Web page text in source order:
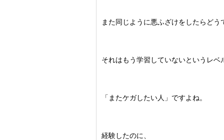
また同じように悪ふざけをしたらどう
それはもう学習していないというレベ
「またケガしたい人」ですよね。
経験したのに、